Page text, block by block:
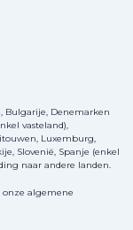
Bulgarije, Denemarken
vasteland),
Luxemburg,
Slovenië, Spanje (enkel
naar andere landen.
algemene